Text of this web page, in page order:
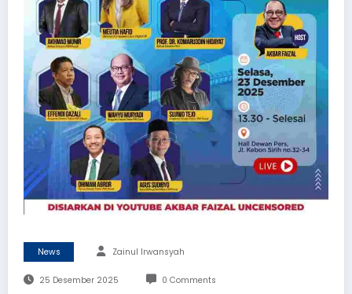
News Zainul Irwansyah
25 Desember 2025 0 Comments